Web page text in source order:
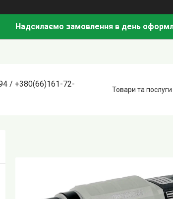
Надсилаємо замовлення в день
/ +380(66)161-72-
Товари та послуги